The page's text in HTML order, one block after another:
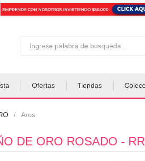
Ofertas Tiendas
Aros
DE ORO ROSADO -